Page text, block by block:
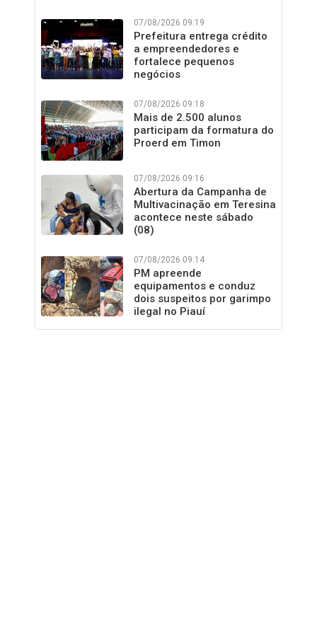
07/08/2026 09:19
Prefeitura entrega crédito
a empreendedores e
fortalece pequenos
negócios
07/08/2026 09:18
Mais de 2.500 alunos
participam da formatura do
Proerd em Timon
07/08/2026 09:16
Abertura da Campanha de
Multivacinação em Teresina
acontece neste sábado
(08)
07/08/2026 09:14
PM apreende
equipamentos e conduz
dois suspeitos por garimpo
ilegal no Piauí